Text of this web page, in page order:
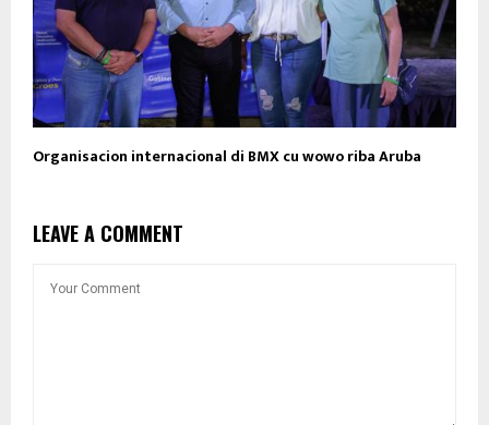
Organisacion internacional di BMX cu wowo riba Aruba
LEAVE A COMMENT